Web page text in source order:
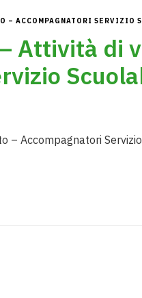
ACCOMPAGNATORI SERVIZIO
Attività di
– Accompagnatori